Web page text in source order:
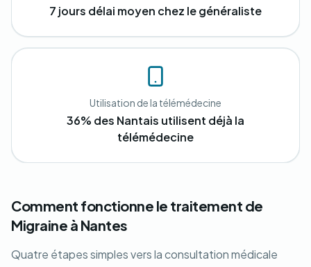
7 jours délai moyen chez le généraliste
Utilisation de la télémédecine
36% des Nantais utilisent déjà la
télémédecine
Comment fonctionne le traitement de
Migraine à Nantes
Quatre étapes simples vers la consultation médicale